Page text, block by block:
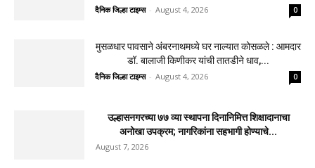
दैनिक जिल्हा टाइम्स - August 4, 2026 0
मुसळधार पावसाने अंबरनाथमध्ये घर नाल्यात कोसळले : आमदार
डॉ. बालाजी किणीकर यांची तातडीने धाव,...
दैनिक जिल्हा टाइम्स - August 4, 2026 0
उल्हासनगरच्या ७७ व्या स्थापना दिनानिमित्त शिक्षादानाचा
अनोखा उपक्रम; नागरिकांना सहभागी होण्याचे...
August 7, 2026